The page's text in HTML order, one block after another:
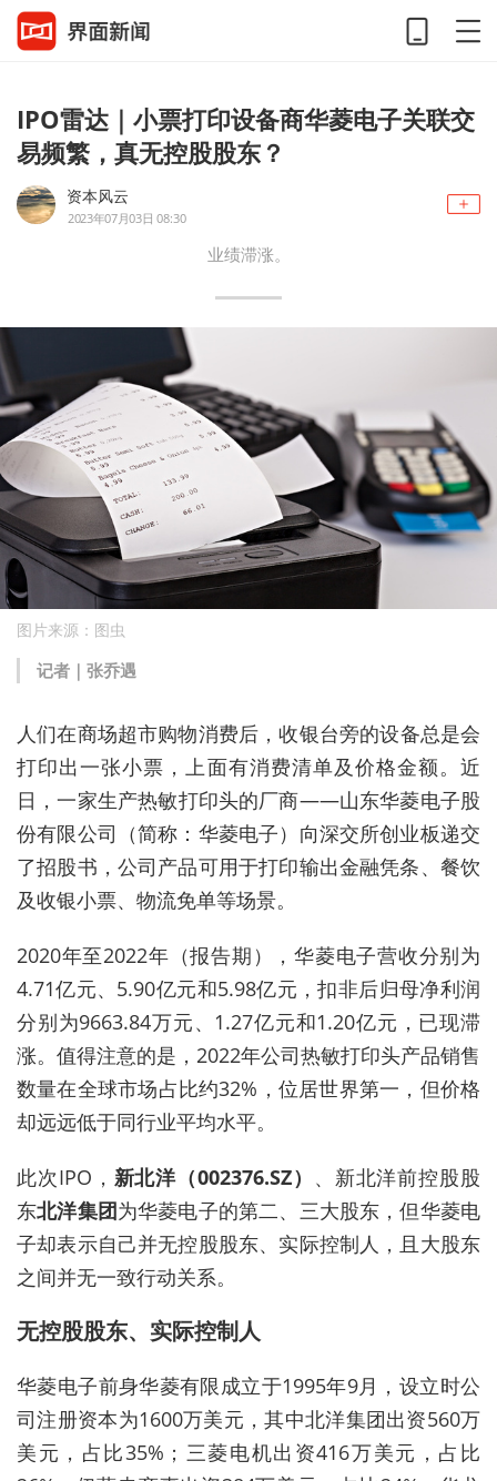
IPO雷达｜小票打印设备商华菱电子关联交
易频繁，真无控股股东？
资本风云
2023年07月03日 08:30
业绩滞涨。
图片来源：图虫
记者｜张乔遇
人们在商场超市购物消费后，收银台旁的设备总是会
打印出一张小票 ，上面有消费清单及价格金额。近
日，一家生产热敏打印头的厂商——山东华菱电子股
份有限公司（简称：华菱电子）向深交所创业板递交
了招股书，公司产品可用于打印输出金融凭条、餐饮
及收银小票、物流免单等场景。
2020年至2022年（报告期） ，华菱电子营收分别为
4.71亿元、5.90亿元和5.98亿元，扣非后归母净利润
分别为9663.84万元、1.27亿元和1.20亿元 ， 已现滞
涨。值得注意的是，2022年公司热敏打印头产品销售
数量在全球市场占比约32%，位居世界第一，但价格
却远远低于同行业平均水平。
此次IPO， 新北洋 （002376.SZ） 、新北洋前控股股
东北洋集团为华菱电子的第二、 三大股东，但华菱电
子却表示自己并无控股股东、实际控制人，且大股东
之间并无一致行动关系。
无控股股东、实际控制人
华菱电子前身华菱有限成立于1995年9月，设立时公
司注册资本为1600万美元，其中北洋集团出资560万
美元，占比35%；三菱电机出资416万美元，占比